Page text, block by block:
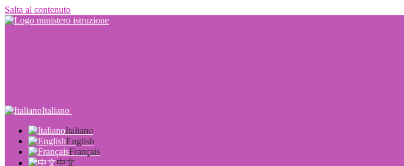
Salta al contenuto
Italiano
Italiano
English
Français
中文